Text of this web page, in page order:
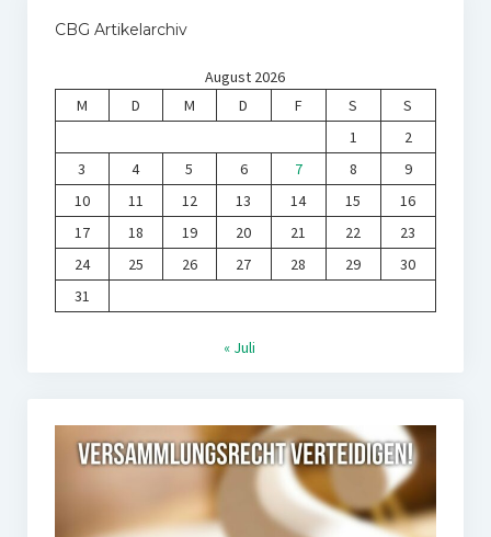
CBG Artikelarchiv
August 2026
M
D M D F S
S
1
2
3
4 5 6 7 8
9
10
11 12 13 14 15
16
17
18 19 20 21 22
23
24
25 26 27 28 29
30
31
« Juli